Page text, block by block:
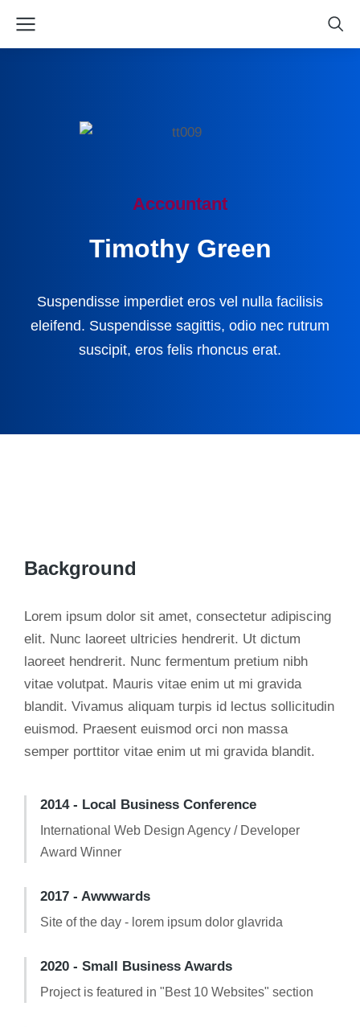
Accountant
Timothy Green
Suspendisse imperdiet eros vel nulla facilisis
eleifend. Suspendisse sagittis, odio nec rutrum
suscipit, eros felis rhoncus erat.
Background
Lorem ipsum dolor sit amet, consectetur adipiscing
elit. Nunc laoreet ultricies hendrerit. Ut dictum
laoreet hendrerit. Nunc fermentum pretium nibh
vitae volutpat. Mauris vitae enim ut mi gravida
blandit. Vivamus aliquam turpis id lectus sollicitudin
euismod. Praesent euismod orci non massa
semper porttitor vitae enim ut mi gravida blandit.
2014 - Local Business Conference
International Web Design Agency / Developer
Award Winner
2017 - Awwwards
Site of the day - lorem ipsum dolor glavrida
2020 - Small Business Awards
Project is featured in "Best 10 Websites" section